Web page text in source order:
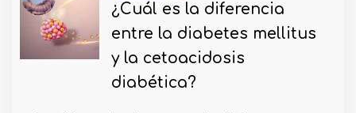
¿Cuál es la diferencia
entre la diabetes mellitus
y la cetoacidosis
diabética?